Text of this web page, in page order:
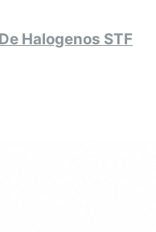
Halogenos STF